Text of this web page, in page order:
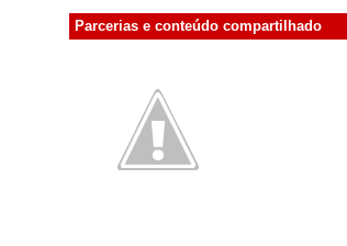
Parcerias e conteúdo compartilhado